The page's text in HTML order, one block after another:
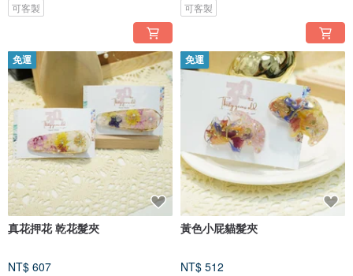
可客製 可客製
免運
真花押花 乾花髮夾
NT$ 607
免運
黃色小屁貓髮夾
NT$ 512